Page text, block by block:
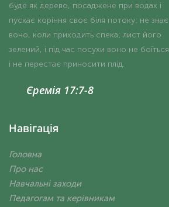
буде як дерево, посаджене при водах і
пускає коріння своє біля потоку; не знає
воно, коли приходить спека; лист його
зелений, і під час посухи воно не боїться
і не перестає приносити плід.
Єремія 17:7-8
Навігація
Головна
Про нас
Навчальні заходи
Педагогам та керівникам